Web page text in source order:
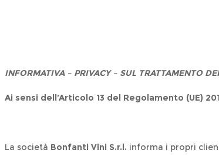
INFORMATIVA – PRIVACY – SUL TRATTAMENTO
Ai sensi dell’Articolo 13 del Regolamento (UE)
La società Bonfanti Vini S.r.l. informa i propri